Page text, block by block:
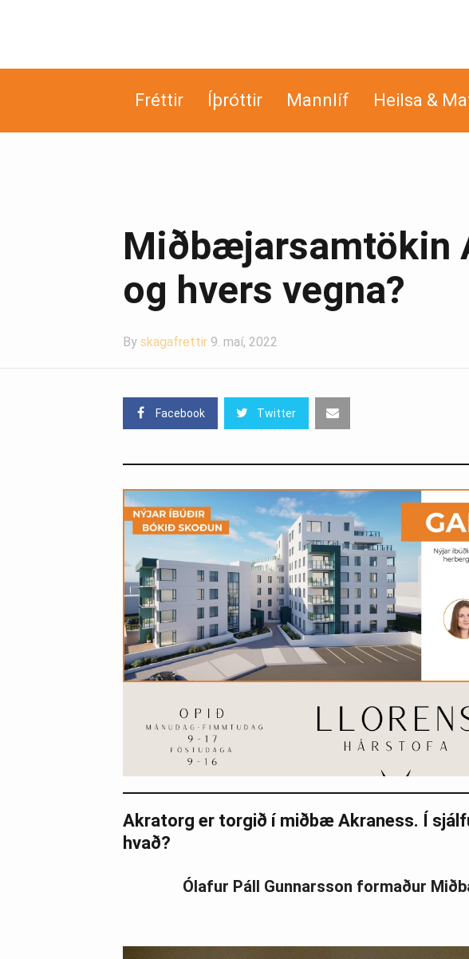
Fréttir Íþróttir Mannlíf Heilsa &
Miðbæjarsamtökin
og hvers vegna?
By skagafrettir 9. maí, 2022
Facebook Twitter
Akratorg er torgið í miðbæ Akraness. Í
hvað?
Ólafur Páll Gunnarsson formaður